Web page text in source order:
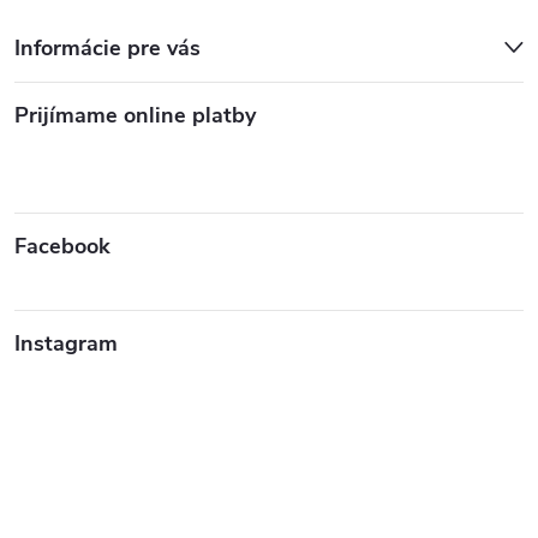
Informácie pre vás
Prijímame online platby
Facebook
Instagram